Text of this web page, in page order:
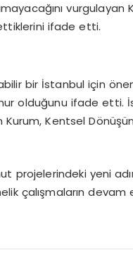
vurgulayan
ifade etti.
bir İstanbul için
olduğunu ifade etti.
Kentsel
projelerindeki yeni
çalışmaların devam